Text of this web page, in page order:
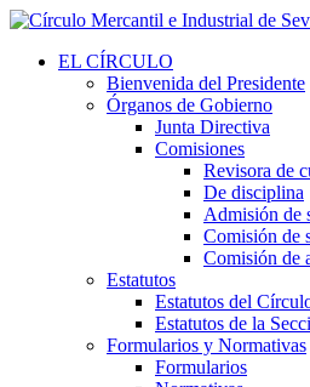
EL CÍRCULO
Bienvenida del Presidente
Órganos de Gobierno
Junta Directiva
Comisiones
Revisora de
De disciplina
Admisión de
Comisión de
Comisión de
Estatutos
Estatutos del
Estatutos de la
Formularios y Normativas
Formularios